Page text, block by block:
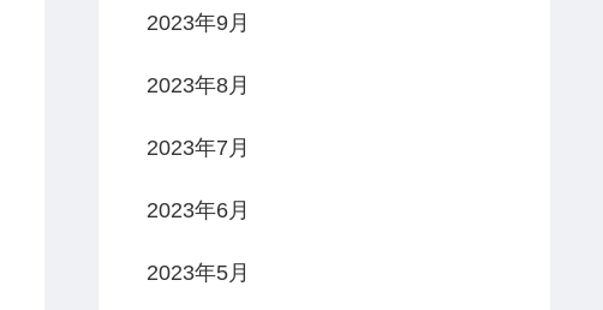
2023年9月
2023年8月
2023年7月
2023年6月
2023年5月